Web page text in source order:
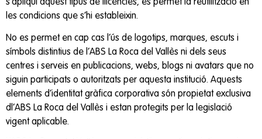
s’apliqui aquest tipus de llicències, es permet la reutilització en
les condicions que s’hi estableixin.
No es permet en cap cas l’ús de logotips, marques, escuts i
símbols distintius de l’ABS La Roca del Vallès ni dels seus
centres i serveis en publicacions, webs, blogs ni avatars que no
siguin participats o autoritzats per aquesta institució. Aquests
elements d’identitat gràfica corporativa són propietat exclusiva
dl’ABS La Roca del Vallès i estan protegits per la legislació
vigent aplicable.